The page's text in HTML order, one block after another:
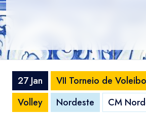
27 Jan
VII Torneio de
Volley
Nordeste CM